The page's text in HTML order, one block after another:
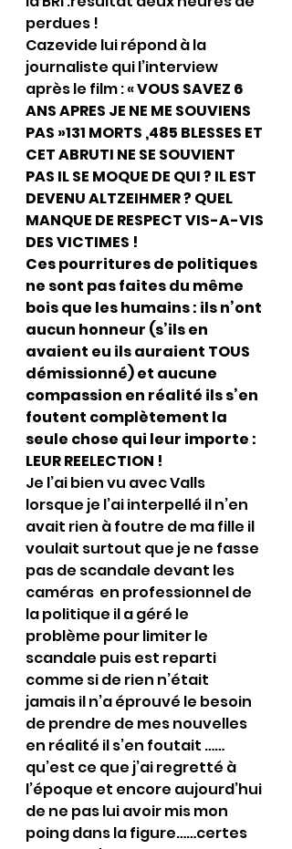
perdues !
Cazevide lui répond à la
journaliste qui l’interview
après le film : « VOUS SAVEZ 6
ANS APRES JE NE ME SOUVIENS
PAS »131 MORTS ,485 BLESSES ET
CET ABRUTI NE SE SOUVIENT
PAS IL SE MOQUE DE QUI ? IL EST
DEVENU ALTZEIHMER ? QUEL
MANQUE DE RESPECT VIS-A-VIS
DES VICTIMES !
Ces pourritures de politiques
ne sont pas faites du même
bois que les humains : ils n’ont
aucun honneur (s’ils en
avaient eu ils auraient TOUS
démissionné) et aucune
compassion en réalité ils s’en
foutent complètement la
seule chose qui leur importe :
LEUR REELECTION !
Je l’ai bien vu avec Valls
lorsque je l’ai interpellé il n’en
avait rien à foutre de ma fille il
voulait surtout que je ne fasse
pas de scandale devant les
caméras  en professionnel de
la politique il a géré le
problème pour limiter le
scandale puis est reparti
comme si de rien n’était
jamais il n’a éprouvé le besoin
de prendre de mes nouvelles
en réalité il s’en foutait ……
qu’est ce que j’ai regretté à
l’époque et encore aujourd’hui
de ne pas lui avoir mis mon
poing dans la figure……certes